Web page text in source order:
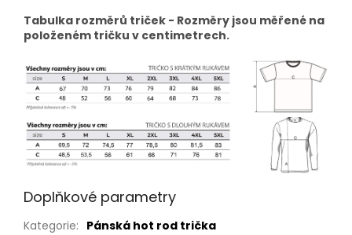
Tabulka rozměrů triček - Rozměry jsou měřené na
položeném tričku v centimetrech.
Doplňkové parametry
Kategorie: Pánská hot rod trička